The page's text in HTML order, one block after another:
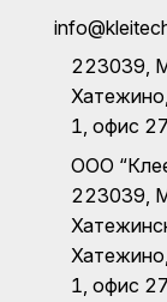
223039,
1, офис
ООО
223039,
1, офис